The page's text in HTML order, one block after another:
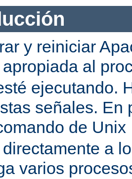
y reiniciar
al
ejecutando.
señales. En
de Unix
a
varios